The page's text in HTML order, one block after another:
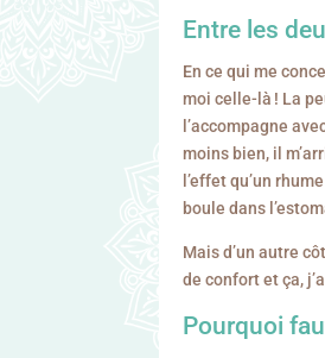
Entre les
En ce qui me
moi celle-là ! La
l’accompagne
moins bien, il
l’effet qu’un
boule dans
Mais d’un autre
de confort et ça,
Pourquoi